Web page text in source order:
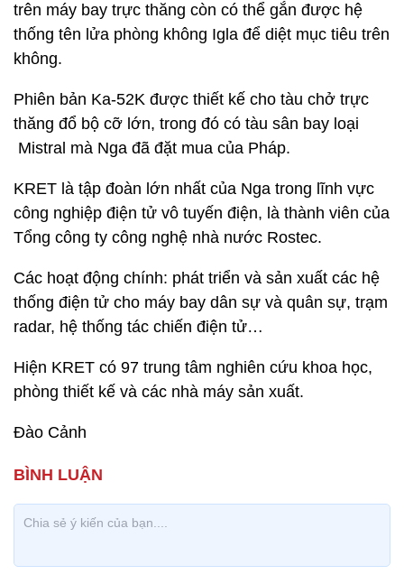
trên máy bay trực thăng còn có thể gắn được hệ
thống tên lửa phòng không Igla để diệt mục tiêu trên
không.
Phiên bản Ka-52K được thiết kế cho tàu chở trực
thăng đổ bộ cỡ lớn, trong đó có tàu sân bay loại
Mistral mà Nga đã đặt mua của Pháp.
KRET là tập đoàn lớn nhất của Nga trong lĩnh vực
công nghiệp điện tử vô tuyến điện, là thành viên của
Tổng công ty công nghệ nhà nước Rostec.
Các hoạt động chính: phát triển và sản xuất các hệ
thống điện tử cho máy bay dân sự và quân sự, trạm
radar, hệ thống tác chiến điện tử…
Hiện KRET có 97 trung tâm nghiên cứu khoa học,
phòng thiết kế và các nhà máy sản xuất.
Đào Cảnh